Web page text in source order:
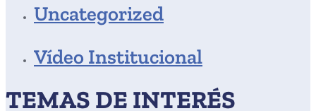
Uncategorized
Vídeo Institucional
TEMAS DE INTERÉS